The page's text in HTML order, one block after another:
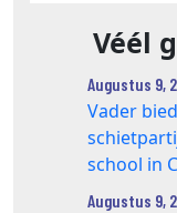
Véél
Augustus 9,
Vader
school in
Augustus 9,